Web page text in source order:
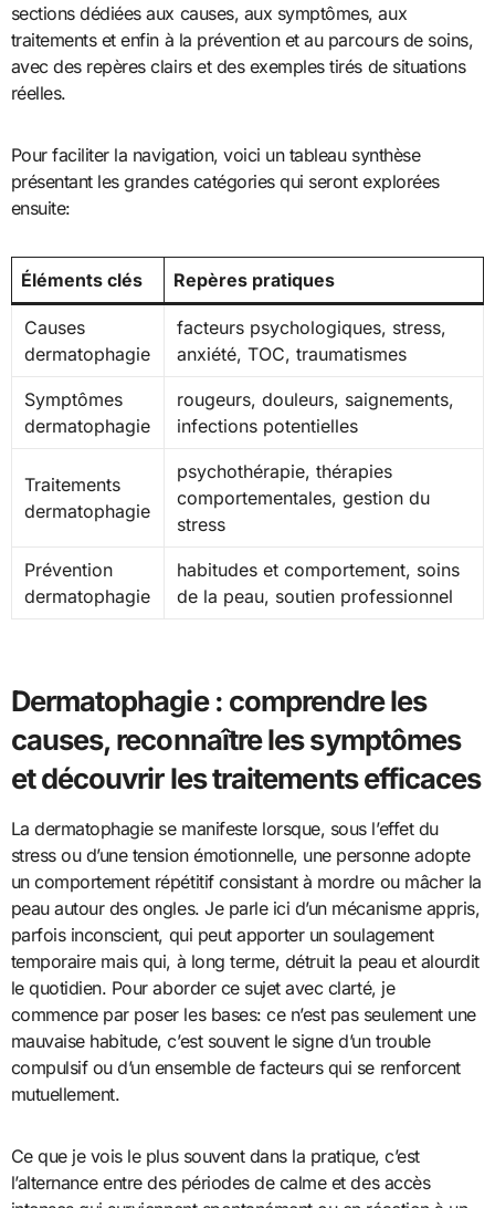
sections dédiées aux causes, aux symptômes, aux
traitements et enfin à la prévention et au parcours de soins,
avec des repères clairs et des exemples tirés de situations
réelles.
Pour faciliter la navigation, voici un tableau synthèse
présentant les grandes catégories qui seront explorées
ensuite:
Éléments clés Repères pratiques
Causes
dermatophagie
facteurs psychologiques, stress,
anxiété, TOC, traumatismes
Symptômes
dermatophagie
rougeurs, douleurs, saignements,
infections potentielles
Traitements
dermatophagie
psychothérapie, thérapies
comportementales, gestion du
stress
Prévention
dermatophagie
habitudes et comportement, soins
de la peau, soutien professionnel
Dermatophagie : comprendre les
causes, reconnaître les symptômes
et découvrir les traitements efficaces
La dermatophagie se manifeste lorsque, sous l’effet du
stress ou d’une tension émotionnelle, une personne adopte
un comportement répétitif consistant à mordre ou mâcher la
peau autour des ongles. Je parle ici d’un mécanisme appris,
parfois inconscient, qui peut apporter un soulagement
temporaire mais qui, à long terme, détruit la peau et alourdit
le quotidien. Pour aborder ce sujet avec clarté, je
commence par poser les bases: ce n’est pas seulement une
mauvaise habitude, c’est souvent le signe d’un trouble
compulsif ou d’un ensemble de facteurs qui se renforcent
mutuellement.
Ce que je vois le plus souvent dans la pratique, c’est
l’alternance entre des périodes de calme et des accès